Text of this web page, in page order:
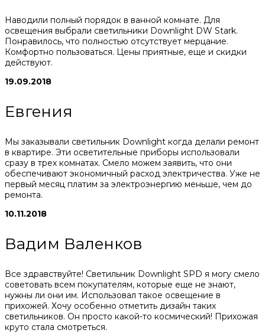
Наводили полный порядок в ванной комнате. Для
освещения выбрали светильники Downlight DW Stark.
Понравилось, что полностью отсутствует мерцание.
Комфортно пользоваться. Цены приятные, еще и скидки
действуют.
19.09.2018
Евгения
Мы заказывали светильник Downlight когда делали ремонт
в квартире. Эти осветительные приборы использовали
сразу в трех комнатах. Смело можем заявить, что они
обеспечивают экономичный расход электричества. Уже не
первый месяц платим за электроэнергию меньше, чем до
ремонта.
10.11.2018
Вадим Валенков
Все здравствуйте! Светильник Downlight SPD я могу смело
советовать всем покупателям, которые еще не знают,
нужны ли они им. Использовал такое освещение в
прихожей. Хочу особенно отметить дизайн таких
светильников. Он просто какой-то космический! Прихожая
круто стала смотреться.